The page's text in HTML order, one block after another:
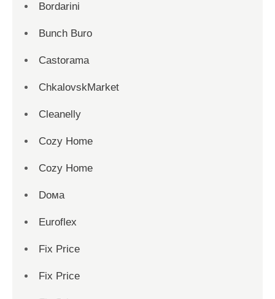
Bordarini
Bunch Buro
Castorama
ChkalovskMarket
Cleanelly
Cozy Home
Cozy Home
Dома
Euroflex
Fix Price
Fix Price